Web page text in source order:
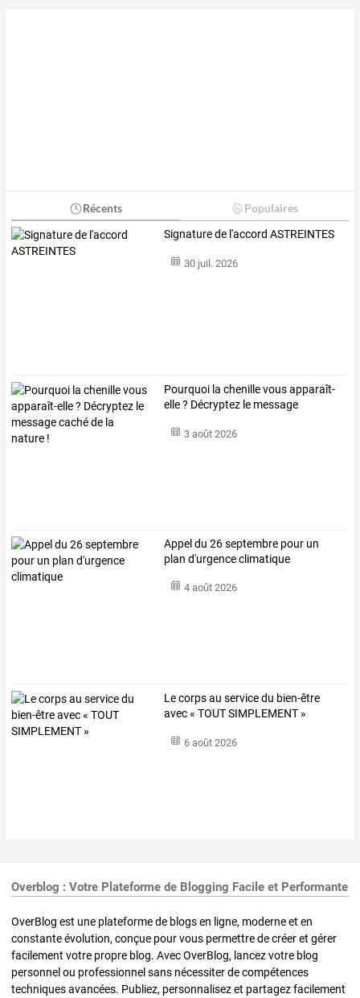
Récents Populaires
Signature de l'accord ASTREINTES
30 juil. 2026
Pourquoi la chenillevousapparaît-
elle? Décryptez le message
3 août 2026
Appel du 26 septembre pour un
plan d'urgence climatique
4 août 2026
Le corps au service du bien-être
avec « TOUT SIMPLEMENT »
6 août 2026
Overblog : Votre Plateforme de Blogging Facile et Performante
OverBlog est une plateforme de blogs en ligne, moderne et en
constante évolution, conçue pour vous permettre de créer et gérer
facilement votre propre blog. Avec OverBlog, lancez votre blog
personnel ou professionnel sans nécessiter de compétences
techniques avancées. Publiez, personnalisez et partagez facilement